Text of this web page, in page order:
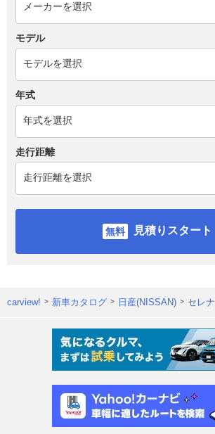
モデル
年式
走行距離
見積りスタート
carview! 新車カタログ 日産(NISSAN) セレナ